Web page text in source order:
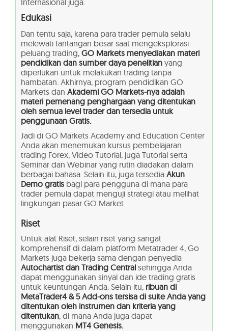
Internasional juga.
Edukasi
Dan tentu saja, karena para trader pemula selalu
melewati tantangan besar saat mengeksplorasi
peluang trading, GO Markets menyediakan materi
pendidikan dan sumber daya penelitian yang
diperlukan untuk melakukan trading tanpa
hambatan. Akhirnya, program pendidikan GO
Markets dan Akademi GO Markets-nya adalah
materi pemenang penghargaan yang ditentukan
oleh semua level trader dan tersedia untuk
penggunaan Gratis.
Jadi di GO Markets Academy and Education Center
Anda akan menemukan kursus pembelajaran
trading Forex, Video Tutorial, juga Tutorial serta
Seminar dan Webinar yang rutin diadakan dalam
berbagai bahasa. Selain itu, juga tersedia Akun
Demo gratis bagi para pengguna di mana para
trader pemula dapat menguji strategi atau melihat
lingkungan pasar GO Market.
Riset
Untuk alat Riset, selain riset yang sangat
komprehensif di dalam platform Metatrader 4, Go
Markets juga bekerja sama dengan penyedia
Autochartist dan Trading Central sehingga Anda
dapat menggunakan sinyal dan ide trading gratis
untuk keuntungan Anda. Selain itu, ribuan di
MetaTrader4 & 5 Add-ons tersisa di suite Anda yang
ditentukan oleh instrumen dan kriteria yang
ditentukan, di mana Anda juga dapat
menggunakan MT4 Genesis.